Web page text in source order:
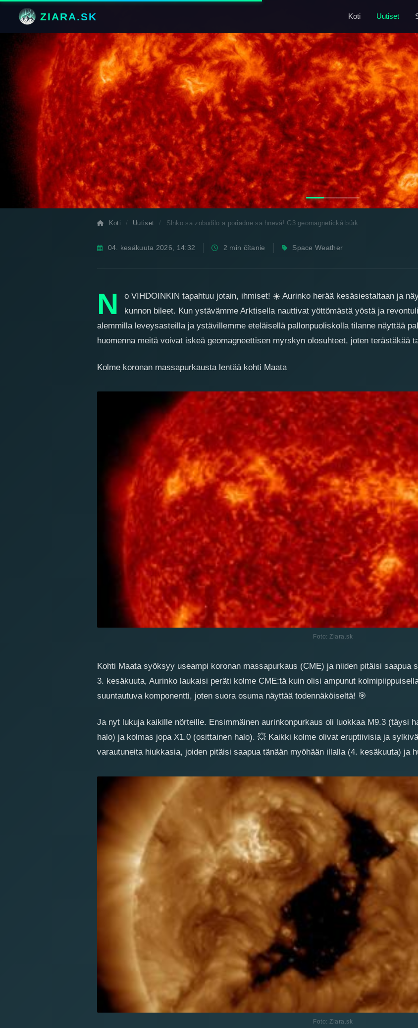
ZIARA.SK Koti Uutiset
Aurinko heräsi ja on kunnolla raivoissaan! G3
Koti Uutiset Slnko sa zobudilo a poriadne sa hnevá! G3 geomagnetická búrk...
04. kesäkuuta 2026, 14:32 2 min čítanie Space Weather
N o VIHDOINKIN tapahtuu jotain, ihmiset! ☀️ Aurinko herää kesäsiestaltaan ja
kunnon bileet. Kun ystävämme Arktisella nauttivat yöttömästä yöstä ja
alemmilla leveysasteilla ja ystävillemme eteläisellä pallonpuoliskolla tilanne näyttää
huomenna meitä voivat iskeä geomagneettisen myrskyn olosuhteet, joten terästäkää
Kolme koronan massapurkausta lentää kohti Maata
Foto: Ziara.sk
Kohti Maata syöksyy useampi koronan massapurkaus (CME) ja niiden pitäisi saapua
3. kesäkuuta, Aurinko laukaisi peräti kolme CME:tä kuin olisi ampunut
suuntautuva komponentti, joten suora osuma näyttää todennäköiseltä! 🎯
Ja nyt lukuja kaikille nörteille. Ensimmäinen aurinkonpurkaus oli luokkaa M9.3 (täysi
halo) ja kolmas jopa X1.0 (osittainen halo). 💥 Kaikki kolme olivat eruptiivisia ja
varautuneita hiukkasia, joiden pitäisi saapua tänään myöhään illalla (4. kesäkuuta) ja
Foto: Ziara.sk